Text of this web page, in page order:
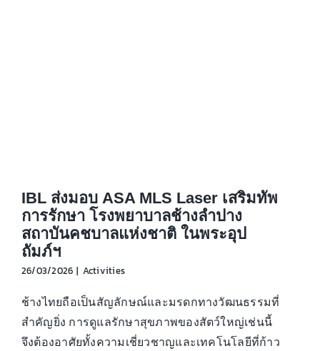
IBL ส่งมอบ ASA MLS Laser เสริมทัพ
การรักษา โรงพยาบาลช้างลำปาง
สถาบันคชบาลแห่งชาติ ในพระอุป
ถัมภ์ฯ
26/03/2026 | Activities
ช้างไทยถือเป็นสัญลักษณ์และมรดกทางวัฒนธรรมที่
สำคัญยิ่ง การดูแลรักษาสุขภาพของสัตว์ใหญ่เช่นนี้
จึงต้องอาศัยทั้งความเชี่ยวชาญและเทคโนโลยีที่ก้าว